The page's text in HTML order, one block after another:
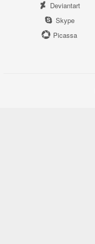
Deviantart
Skype
Picassa